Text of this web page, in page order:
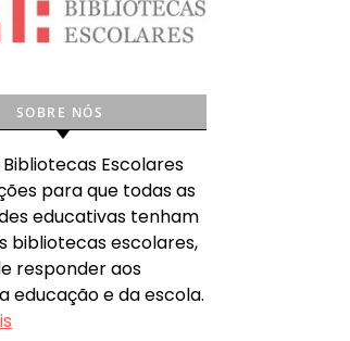
SOBRE NÓS
Bibliotecas Escolares
para que todas as
educativas tenham
bibliotecas escolares,
responder aos
educação e da escola.